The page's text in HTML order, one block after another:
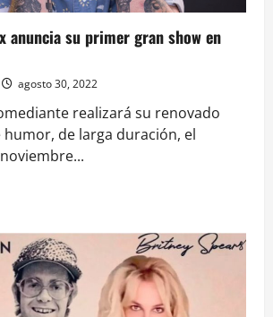
anuncia su primer gran show en
agosto 30, 2022
realizará su renovado
humor, de larga duración, el